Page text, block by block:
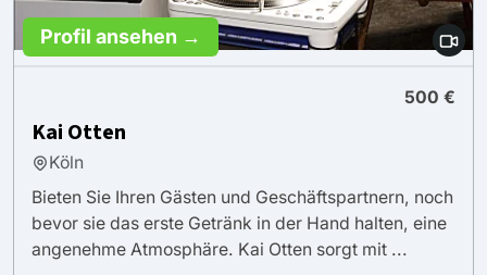
Profil ansehen →
500 €
Kai Otten
Köln
Bieten Sie Ihren Gästen und Geschäftspartnern, noch
bevor sie das erste Getränk in der Hand halten, eine
angenehme Atmosphäre. Kai Otten sorgt mit ...